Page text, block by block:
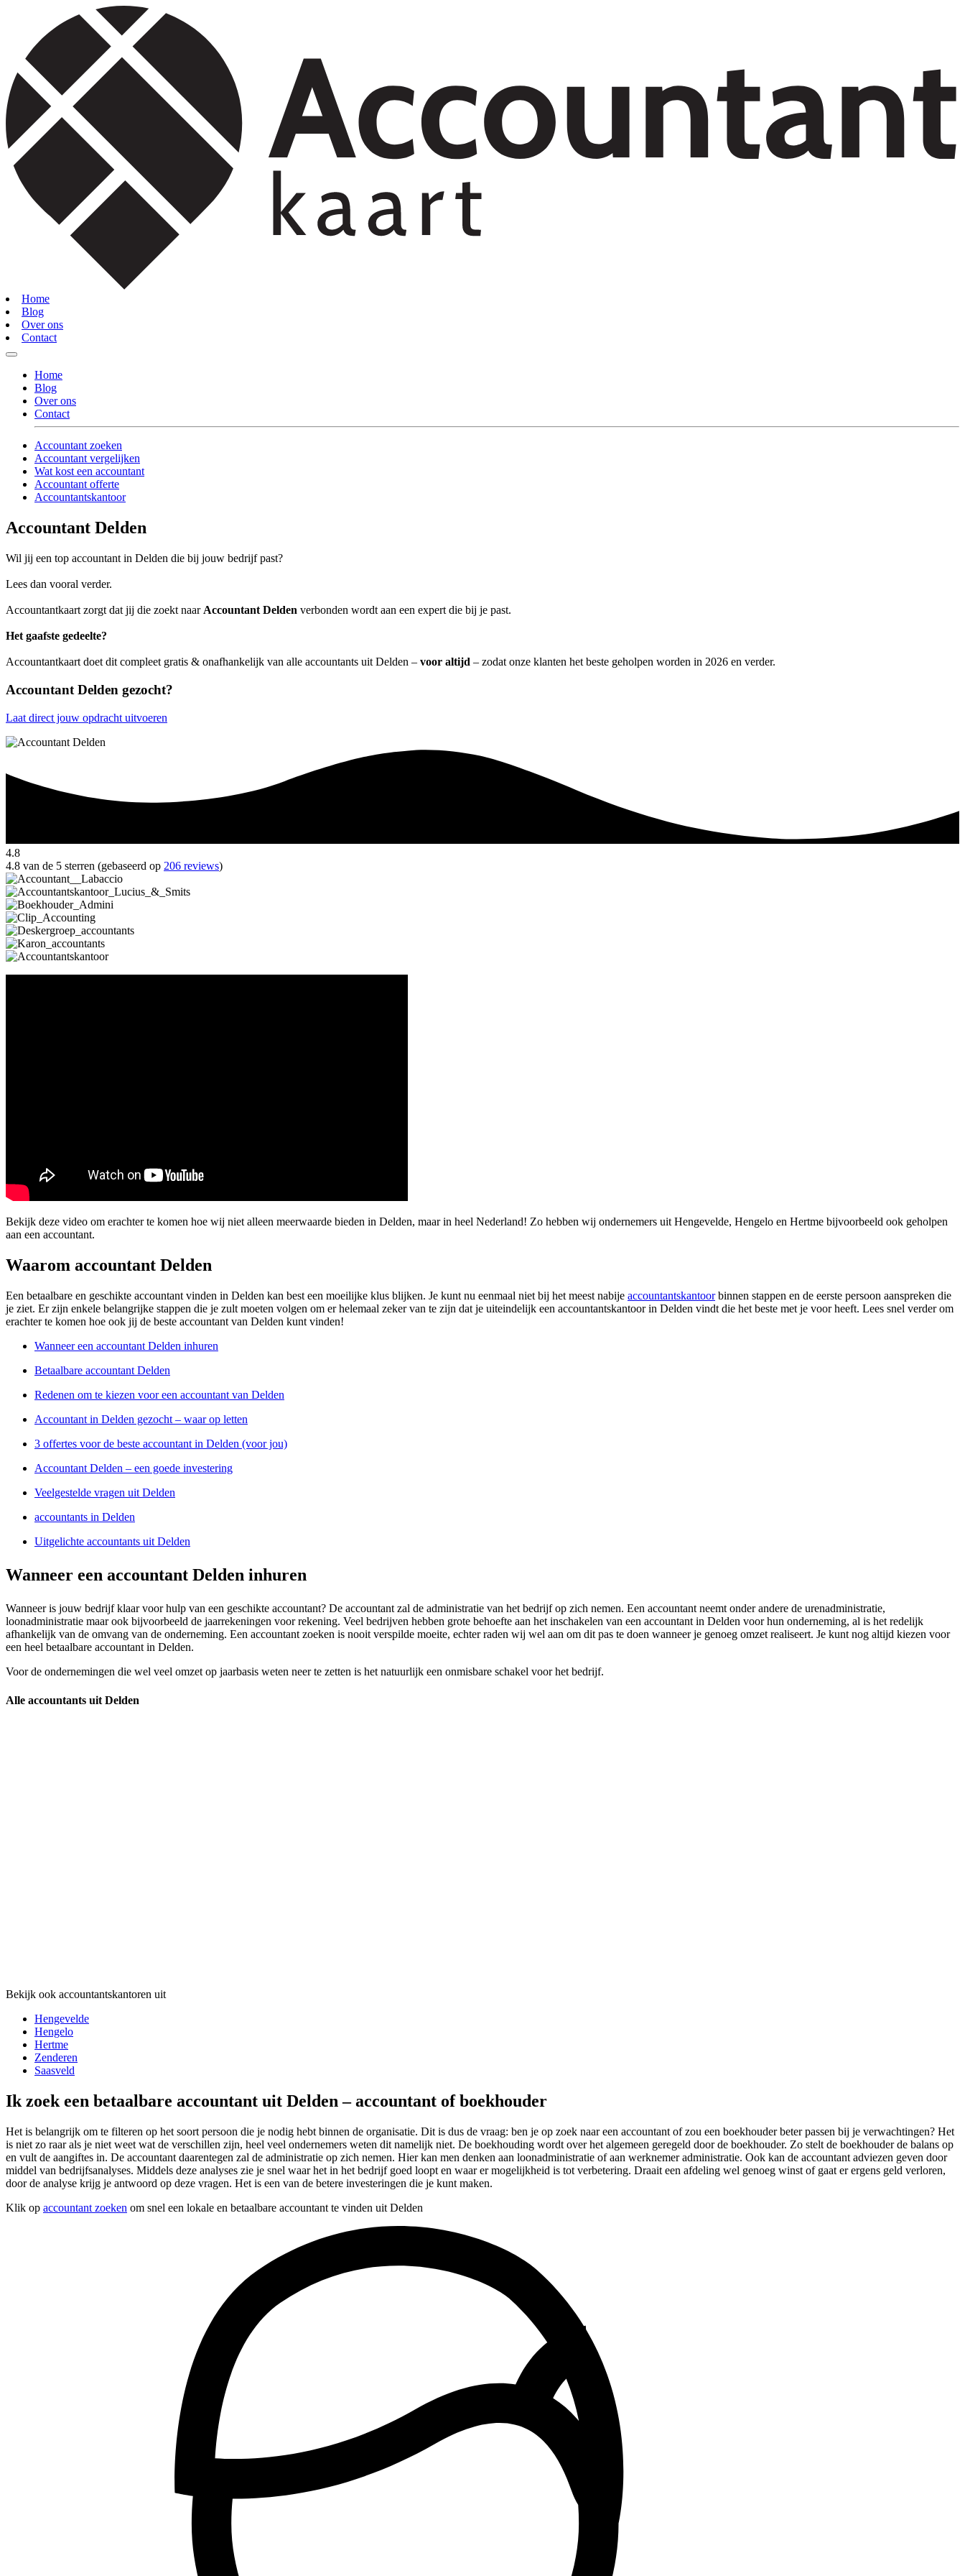
Home
Blog
Over ons
Contact
Home
Blog
Over ons
Contact
Accountant zoeken
Accountant vergelijken
Wat kost een accountant
Accountant offerte
Accountantskantoor
Accountant Delden
Wil jij een top accountant in Delden die bij jouw bedrijf past?
Lees dan vooral verder.
Accountantkaart zorgt dat jij die zoekt naar Accountant Delden verbonden wordt aan een expert die bij je past.
Het gaafste gedeelte?
Accountantkaart doet dit compleet gratis & onafhankelijk van alle accountants uit Delden – voor altijd – zodat onze klanten het beste geholpen worden in 2026 en verder.
Accountant Delden gezocht?
Laat direct jouw opdracht uitvoeren
4.8
4.8 van de 5 sterren (gebaseerd op 206 reviews)
Bekijk deze video om erachter te komen hoe wij niet alleen meerwaarde bieden in Delden, maar in heel Nederland! Zo hebben wij ondernemers uit Hengevelde, Hengelo en Hertme bijvoorbeeld ook geholpen
aan een accountant.
Waarom accountant Delden
Een betaalbare en geschikte accountant vinden in Delden kan best een moeilijke klus blijken. Je kunt nu eenmaal niet bij het meest nabije accountantskantoorbinnen stappen en de eerste persoon aanspreken die
je ziet. Er zijn enkele belangrijke stappen die je zult moeten volgen om er helemaal zeker van te zijn dat je uiteindelijk een accountantskantoor in Delden vindt die het beste met je voor heeft. Lees snel verder om
erachter te komen hoe ook jij de beste accountant van Delden kunt vinden!
Wanneer een accountant Delden inhuren
Betaalbare accountant Delden
Redenen om te kiezen voor een accountant van Delden
Accountant in Delden gezocht – waar op letten
3 offertes voor de beste accountant in Delden (voor jou)
Accountant Delden – een goede investering
Veelgestelde vragen uit Delden
accountants in Delden
Uitgelichte accountants uit Delden
Wanneer een accountant Delden inhuren
Wanneer is jouw bedrijf klaar voor hulp van een geschikte accountant? De accountant zal de administratie van het bedrijf op zich nemen. Een accountant neemt onder andere de urenadministratie,
loonadministratie maar ook bijvoorbeeld de jaarrekeningen voor rekening. Veel bedrijven hebben grote behoefte aan het inschakelen van een accountant in Delden voor hun onderneming, al is het redelijk
afhankelijk van de omvang van de onderneming. Een accountant zoeken is nooit verspilde moeite, echter raden wij wel aan om dit pas te doen wanneer je genoeg omzet realiseert. Je kunt nog altijd kiezen voor
een heel betaalbare accountant in Delden.
Voor de ondernemingen die wel veel omzet op jaarbasis weten neer te zetten is het natuurlijk een onmisbare schakel voor het bedrijf.
Alle accountants uit Delden
Bekijk ook accountantskantoren uit
Hengevelde
Hengelo
Hertme
Zenderen
Saasveld
Ik zoek een betaalbare accountant uit Delden – accountant of boekhouder
Het is belangrijk om te filteren op het soort persoon die je nodig hebt binnen de organisatie. Dit is dus de vraag: ben je op zoek naar een accountant of zou een boekhouder beter passen bij je verwachtingen? Het
is niet zo raar als je niet weet wat de verschillen zijn, heel veel ondernemers weten dit namelijk niet. De boekhouding wordt over het algemeen geregeld door de boekhouder. Zo stelt de boekhouder de balans op
en vult de aangiftes in. De accountant daarentegen zal de administratie op zich nemen. Hier kan men denken aan loonadministratie of aan werknemer administratie. Ook kan de accountant adviezen geven door
middel van bedrijfsanalyses. Middels deze analyses zie je snel waar het in het bedrijf goed loopt en waar er mogelijkheid is tot verbetering. Draait een afdeling wel genoeg winst of gaat er ergens geld verloren,
door de analyse krijg je antwoord op deze vragen. Het is een van de betere investeringen die je kunt maken.
Klik op accountant zoeken om snel een lokale en betaalbare accountant te vinden uit Delden